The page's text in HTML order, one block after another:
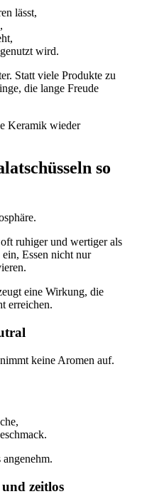
lässt,
wird.
Statt viele Produkte zu
die lange Freude
Keramik wieder
so
ruhiger und wertiger als
Essen nicht nur
eine Wirkung, die
erreichen.
keine Aromen auf.
zeitlos